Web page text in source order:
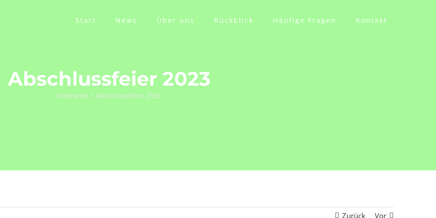
Start News Über uns Rückblick Häufige Fragen Kontakt
Abschlussfeier 2023
Startseite Abschlussfeier 2023
Zurück Vor